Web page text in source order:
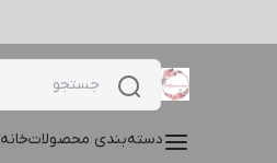
دسته‌بندی محصولاتخانه